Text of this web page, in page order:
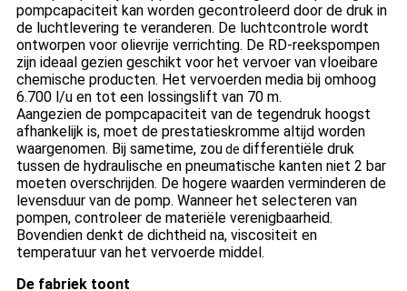
pompcapaciteit kan worden gecontroleerd door de druk in
de luchtlevering te veranderen. De luchtcontrole wordt
ontworpen voor olievrije verrichting. De RD-reekspompen
zijn ideaal gezien geschikt voor het vervoer van vloeibare
chemische producten. Het vervoerden media bij omhoog
6.700 l/u en tot een lossingslift van 70 m.
Aangezien de pompcapaciteit van de tegendruk hoogst
afhankelijk is, moet de prestatieskromme altijd worden
waargenomen. Bij sametime, zoude differentiële druk
tussen de hydraulische en pneumatische kanten niet 2 bar
moeten overschrijden. De hogere waarden verminderen de
levensduur van de pomp. Wanneer het selecteren van
pompen, controleer de materiële verenigbaarheid.
Bovendien denkt de dichtheid na, viscositeit en
temperatuur van het vervoerde middel.
De fabriek toont